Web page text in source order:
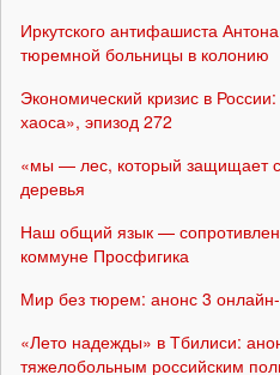
Иркутского антифашиста
тюремной больницы в колонию
Экономический кризис в
хаоса», эпизод 272
«мы — лес, который защищает
деревья
Наш общий язык —
коммуне Просфигика
Мир без тюрем: анонс 3
«Лето надежды» в Тбилиси:
тяжелобольным российским